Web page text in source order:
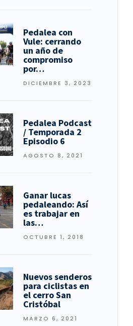
Pedalea con
Vule: cerrando
un año de
compromiso
por…
DICIEMBRE 3, 2023
Pedalea Podcast
/ Temporada 2
Episodio 6
AGOSTO 8, 2021
Ganar lucas
pedaleando: Así
es trabajar en
las…
OCTUBRE 1, 2018
Nuevos senderos
para ciclistas en
el cerro San
Cristóbal
MARZO 6, 2021